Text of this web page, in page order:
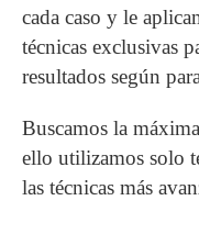
cada caso y le
técnicas exclusivas
resultados según
Buscamos la
ello utilizamos solo
las técnicas más